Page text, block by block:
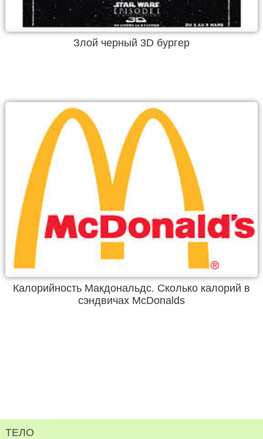
Злой черный 3D бургер
Калорийность Макдональдс. Сколько калорий в
сэндвичах McDonalds
ТЕЛО